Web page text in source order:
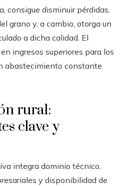
consigue disminuir pérdidas,
grano y, a cambio, otorga un
a dicha calidad. El
ingresos superiores para los
abastecimiento constante
rural:
clave y
integra dominio técnico,
y disponibilidad de